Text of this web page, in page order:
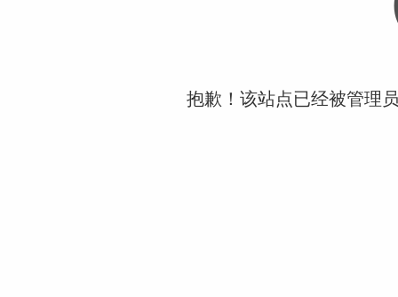
抱歉！该站点已经被管理